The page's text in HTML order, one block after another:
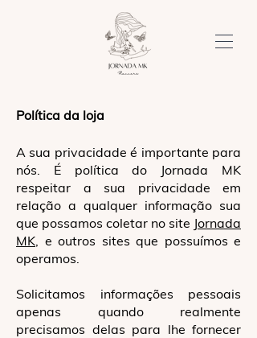
Política da loja
A sua privacidade é importante para
nós. É política do Jornada MK
respeitar a sua privacidade em
relação a qualquer informação sua
que possamos coletar no site Jornada
MK, e outros sites que possuímos e
operamos.
Solicitamos informações pessoais
apenas quando realmente
precisamos delas para lhe fornecer